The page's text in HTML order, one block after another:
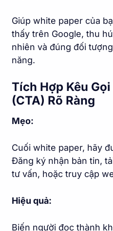
Giúp white paper của
thấy trên Google, thu
nhiên và đúng đối
năng.
Tích Hợp Kêu
(CTA) Rõ Ràng
Mẹo:
Cuối white paper, hãy
Đăng ký nhận bản tin,
tư vấn, hoặc truy cập
Hiệu quả:
Biến người đọc thành